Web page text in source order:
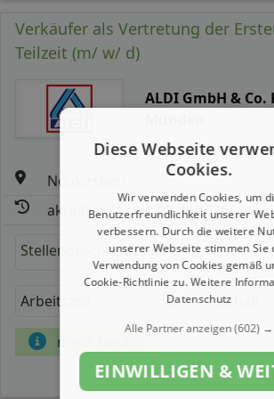
Verkäufer als Vertretung der
Teilzeit (m/ w/ d)
ALDI GmbH & Co.
Neukirchen
aktualisiert seit: 08.08.2026
Stellenbeschreibung:
Arbeitszeit Gehalt
mehr Details
Diese Webseite
Cookies.
Wir verwenden Cookies, um
Benutzerfreundlichkeit unserer
verbessern. Durch die weitere
unserer Webseite stimmen Sie
Verwendung von Cookies gemäß
Cookie-Richtlinie zu.Weitere
Datenschutz
Alle Partner anzeigen(602) →
EINWILLIGEN &